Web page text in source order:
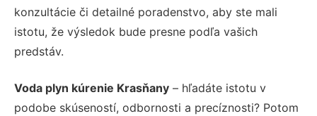
konzultácie či detailné poradenstvo, aby ste mali
istotu, že výsledok bude presne podľa vašich
predstáv.
Voda plyn kúrenie Krasňany – hľadáte istotu v
podobe skúseností, odbornosti a precíznosti? Potom